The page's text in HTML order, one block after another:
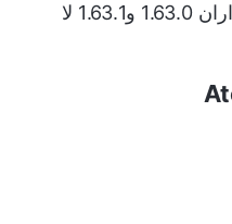
بالفعل إصدارات أقدم - الإصداران 1.63.0 و1.63.1 لا